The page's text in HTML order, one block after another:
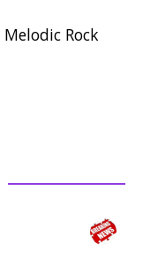
Rock